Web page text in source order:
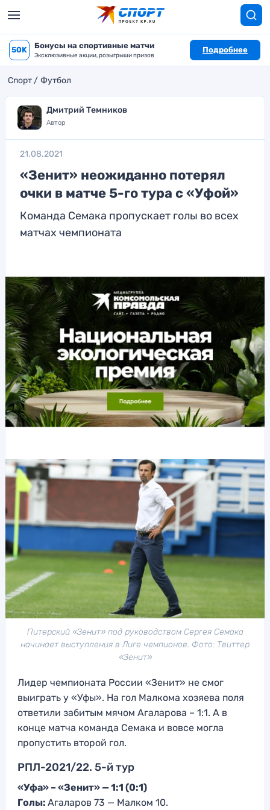
50K Бонусы на спортивные матчи
Эксклюзивные акции, розыгрыши призов
Подробнее
Спорт Футбол
Дмитрий Темников
Автор
21.08.2021
«Зенит» неожиданно потерял
очки в матче 5-го тура с «Уфой»
Команда Семака пропускает голы во всех
матчах чемпионата
Питерский «Зенит» под руководством Сергея Семака
начинает выступления в Лиге чемпионов. Фото: Твиттер
«Зенит»
Лидер чемпионата России «Зенит» не смог
выиграть у «Уфы». На гол Малкома хозяева поля
ответили забитым мячом Агаларова – 1:1. А в
конце матча команда Семака и вовсе могла
пропустить второй гол.
РПЛ-2021/22. 5-й тур
«Уфа» – «Зенит» — 1:1 (0:1)
Голы: Агаларов 73 — Малком 10.